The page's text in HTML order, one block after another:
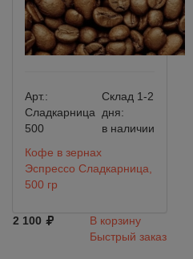
Арт.:
Сладкарница
500
Склад 1-2
дня:
в наличии
Кофе в зернах
Эспрессо Сладкарница,
500 гр
2 100
В корзину
Быстрый заказ